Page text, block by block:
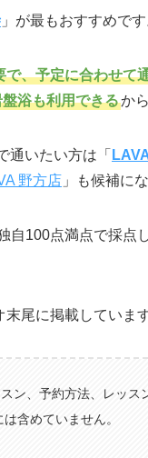
」が最もおすすめです
、予定に合わせて
浴も利用できるか
通いたい方は「
野方店 」も候補に
自100点満点で採点
尾に掲載しています
ン、予約方法、レッス
含めていません。